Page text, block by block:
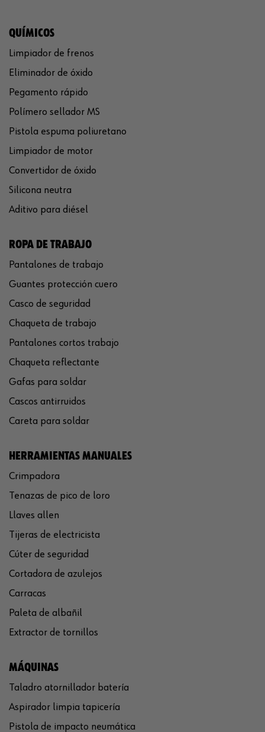
QUÍMICOS
Limpiador de frenos
Eliminador de óxido
Pegamento rápido
Polímero sellador MS
Pistola espuma poliuretano
Limpiador de motor
Convertidor de óxido
Silicona neutra
Aditivo para diésel
ROPA DE TRABAJO
Pantalones de trabajo
Guantes protección cuero
Casco de seguridad
Chaqueta de trabajo
Pantalones cortos trabajo
Chaqueta reflectante
Gafas para soldar
Cascos antirruidos
Careta para soldar
HERRAMIENTAS MANUALES
Crimpadora
Tenazas de pico de loro
Llaves allen
Tijeras de electricista
Cúter de seguridad
Cortadora de azulejos
Carracas
Paleta de albañil
Extractor de tornillos
MÁQUINAS
Taladro atornillador batería
Aspirador limpia tapicería
Pistola de impacto neumática